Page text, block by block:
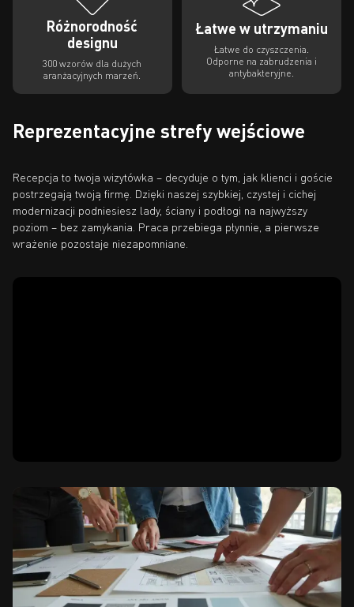
Różnorodność
designu
300 wzorów dla dużych
aranżacyjnych marzeń.
Łatwe w utrzymaniu
Łatwe do czyszczenia.
Odporne na zabrudzenia i
antybakteryjne.
Reprezentacyjne strefy wejściowe
Recepcja to twoja wizytówka – decyduje o tym, jak klienci i goście
postrzegają twoją firmę. Dzięki naszej szybkiej, czystej i cichej
modernizacji podniesiesz lady, ściany i podłogi na najwyższy
poziom – bez zamykania. Praca przebiega płynnie, a pierwsze
wrażenie pozostaje niezapomniane.